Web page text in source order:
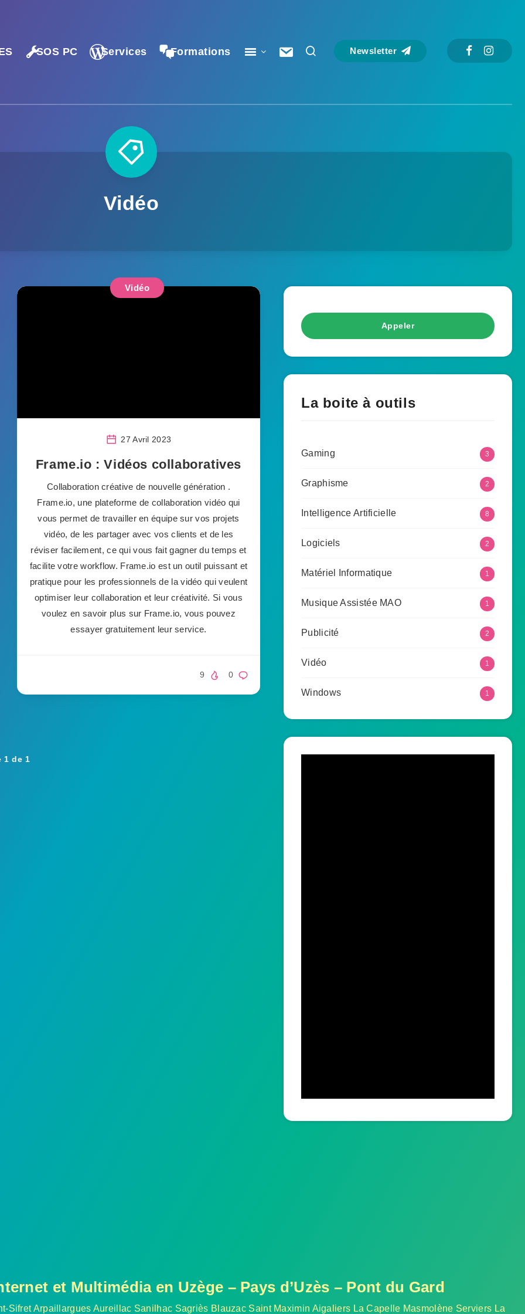
SOS PC Services Formations Newsletter
Vidéo
Vidéo
27 Avril 2023
Frame.io : Vidéos collaboratives
Collaboration créative de nouvelle génération .
Frame.io, une plateforme de collaboration vidéo qui
vous permet de travailler en équipe sur vos projets
vidéo, de les partager avec vos clients et de les
réviser facilement, ce qui vous fait gagner du temps et
facilite votre workflow. Frame.io est un outil puissant et
pratique pour les professionnels de la vidéo qui veulent
optimiser leur collaboration et leur créativité. Si vous
voulez en savoir plus sur Frame.io, vous pouvez
essayer gratuitement leur service.
0
9
1 de 1
Appeler
La boite à outils
Gaming 3
Graphisme 2
Intelligence Artificielle 8
Logiciels 2
Matériel Informatique 1
Musique Assistée MAO 1
Publicité 2
Vidéo 1
Windows 1
et Multimédia en Uzège – Pays d’Uzès – Pont du Gard
Sifret Arpaillargues Aureillac Sanilhac Sagriès Blauzac Saint Maximin Aigaliers La Capelle Masmolène Serviers La